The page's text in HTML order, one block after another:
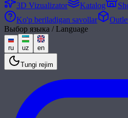
3D Vizualizator
Katalog
Ko'p beriladigan savollar
Выбор языка / Language
ru uz en
Tungi rejim